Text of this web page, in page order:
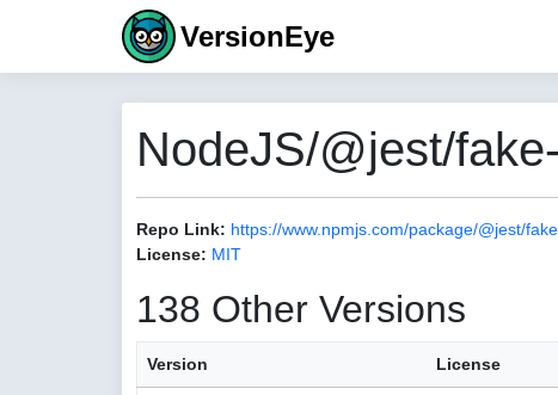
VersionEye
NodeJS/@jest/
Repo Link: https://www.npmjs.com/package/@jest/
License: MIT
138 Other Versions
Version License